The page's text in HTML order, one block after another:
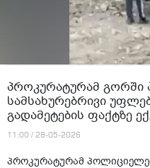
პროკურატურამ გორში
სამსახურებრივი
გადამეტების ფაქტზე
11:00 / 28-05-2026
პროკურატურამ